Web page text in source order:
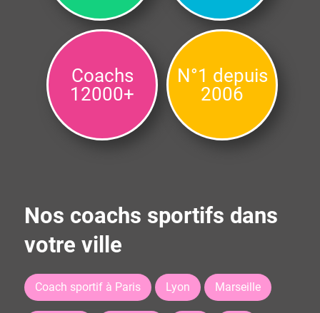
Coachs
12000+
N°1 depuis
2006
Nos coachs sportifs dans
votre ville
Coach sportif à Paris Lyon Marseille